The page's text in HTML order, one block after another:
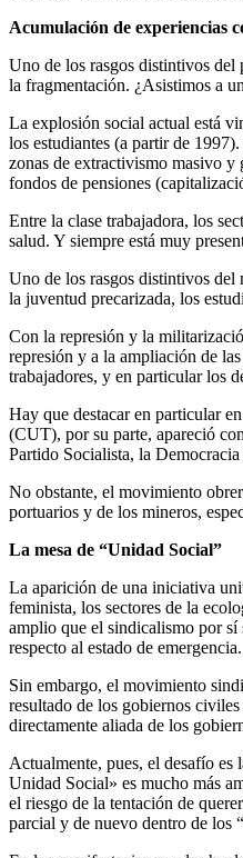
Acumulación de experiencias
Uno de los rasgos distintivos del
la fragmentación. ¿Asistimos a
La explosión social actual está
los estudiantes (a partir de
zonas de extractivismo masivo y
fondos de pensiones
Entre la clase trabajadora, los
salud. Y siempre está muy
Uno de los rasgos distintivos
la juventud precarizada, los
Con la represión y la
represión y a la ampliación de
trabajadores, y en particular los
Hay que destacar en particular
(CUT), por su parte, apareció
Partido Socialista, la
No obstante, el movimiento
portuarios y de los mineros,
La mesa de “Unidad Social”
La aparición de una iniciativa
feminista, los sectores de la
amplio que el sindicalismo por sí
respecto al estado de emergencia.
Sin embargo, el movimiento
resultado de los gobiernos
directamente aliada de los
Actualmente, pues, el desafío es
Unidad Social» es mucho más
el riesgo de la tentación de
parcial y de nuevo dentro de los